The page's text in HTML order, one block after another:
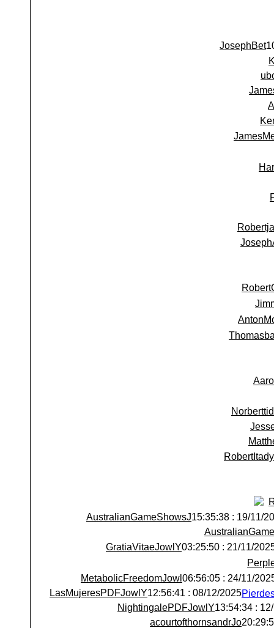
JosephBet
RobertItady
19/11/2025 :
AustralianGameShowsJ
21/11/2025 :
GratiaVitaeJowlY
24/11/2025 :
MetabolicFreedomJowl
08/12/2025 : 12:56:41
LasMujeresPDFJowlY
12/
NightingalePDFJowlY
acourtofthornsandrJo